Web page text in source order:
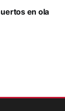
en ola